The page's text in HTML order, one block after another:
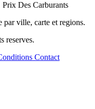
Prix Des Carburants
par ville, carte et regions.
reserves.
Contact